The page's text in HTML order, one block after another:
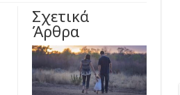
Σχετικά
Άρθρα